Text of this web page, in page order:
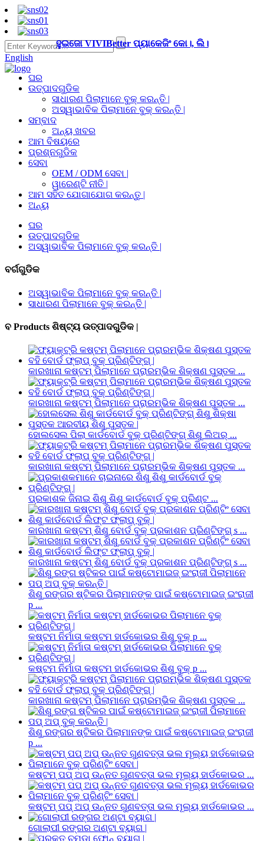
English
ହୁଇଜୋ VIVIBetter ପ୍ୟାକେଜିଂ କୋ।, ଲି।
ଘର
ଉତ୍ପାଦଗୁଡିକ
ସାଧାରଣ ପିଲାମାନେ ବୁକ୍ କରନ୍ତି |
ଅସ୍ୱାଭାବିକ ପିଲାମାନେ ବୁକ୍ କରନ୍ତି |
ସମ୍ବାଦ
ଅନ୍ୟ ଖବର
ଆମ ବିଷୟରେ
ପ୍ରଶ୍ନଗୁଡିକ
ସେବା
OEM / ODM ସେବା |
ୱାରେଣ୍ଟି ନୀତି |
ଆମ ସହିତ ଯୋଗାଯୋଗ କରନ୍ତୁ |
ଅନ୍ୟ
ଘର
ଉତ୍ପାଦଗୁଡିକ
ଅସ୍ୱାଭାବିକ ପିଲାମାନେ ବୁକ୍ କରନ୍ତି |
ବର୍ଗଗୁଡିକ
ଅସ୍ୱାଭାବିକ ପିଲାମାନେ ବୁକ୍ କରନ୍ତି |
ସାଧାରଣ ପିଲାମାନେ ବୁକ୍ କରନ୍ତି |
ବ Products ଶିଷ୍ଟ୍ୟ ଉତ୍ପାଦଗୁଡିକ |
କାରଖାନା କଷ୍ଟମ୍ ପିଲାମାନେ ପ୍ରାରମ୍ଭିକ ଶିକ୍ଷଣ ପୁସ୍ତକ ...
କାରଖାନା କଷ୍ଟମ୍ ପିଲାମାନେ ପ୍ରାରମ୍ଭିକ ଶିକ୍ଷଣ ପୁସ୍ତକ ...
ହୋଲସେଲ ପିଲା କାର୍ଡବୋର୍ଡ ବୁକ୍ ପ୍ରିଣ୍ଟିଙ୍ଗ୍ ଶିଶୁ ଲିଅର୍ ...
କାରଖାନା କଷ୍ଟମ୍ ପିଲାମାନେ ପ୍ରାରମ୍ଭିକ ଶିକ୍ଷଣ ପୁସ୍ତକ ...
ପ୍ରକାଶକ ଜିନାଇ ଶିଶୁ ଶିଶୁ କାର୍ଡବୋର୍ଡ ବୁକ୍ ପ୍ରିଣ୍ଟ ...
କାରଖାନା କଷ୍ଟମ୍ ଶିଶୁ ବୋର୍ଡ ବୁକ୍ ପ୍ରକାଶନ ପ୍ରିଣ୍ଟିଙ୍ଗ୍ s ...
କାରଖାନା କଷ୍ଟମ୍ ଶିଶୁ ବୋର୍ଡ ବୁକ୍ ପ୍ରକାଶନ ପ୍ରିଣ୍ଟିଙ୍ଗ୍ s ...
ଶିଶୁ ରଙ୍ଗର ଷ୍ଟିକର ପିଲାମାନଙ୍କ ପାଇଁ କଷ୍ଟୋମାଇଜ୍ ଇଂରାଜୀ
p ...
କଷ୍ଟମ ନିର୍ମାତା କଷ୍ଟମ ହାର୍ଡକୋଭର ଶିଶୁ ବୁକ୍ p ...
କଷ୍ଟମ ନିର୍ମାତା କଷ୍ଟମ ହାର୍ଡକୋଭର ଶିଶୁ ବୁକ୍ p ...
କାରଖାନା କଷ୍ଟମ୍ ପିଲାମାନେ ପ୍ରାରମ୍ଭିକ ଶିକ୍ଷଣ ପୁସ୍ତକ ...
ଶିଶୁ ରଙ୍ଗର ଷ୍ଟିକର ପିଲାମାନଙ୍କ ପାଇଁ କଷ୍ଟୋମାଇଜ୍ ଇଂରାଜୀ
p ...
କଷ୍ଟମ୍ ପପ୍ ଅପ୍ ଉନ୍ନତ ଗୁଣବତ୍ତା ଭଲ ମୂଲ୍ୟ ହାର୍ଡକୋଭର ...
କଷ୍ଟମ୍ ପପ୍ ଅପ୍ ଉନ୍ନତ ଗୁଣବତ୍ତା ଭଲ ମୂଲ୍ୟ ହାର୍ଡକୋଭର ...
ଗୋଲାପୀ ରଙ୍ଗର ଅଣ୍ଟା ବ୍ୟାଗ |